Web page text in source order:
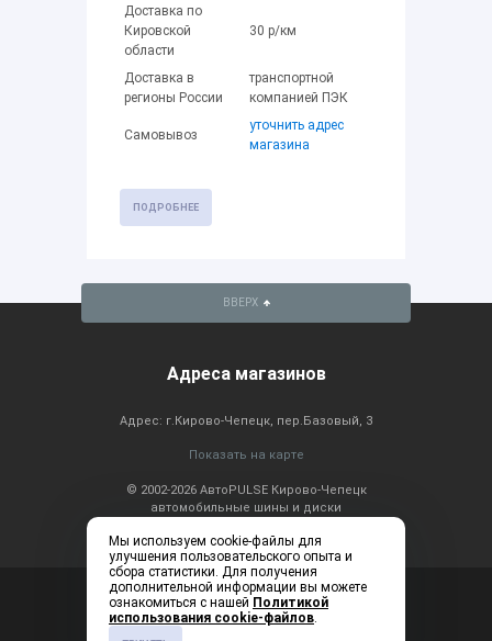
Доставка по
Кировской
области
30 р/км
Доставка в
регионы России
транспортной
компанией ПЭК
Самовывоз
уточнить адрес
магазина
ПОДРОБНЕЕ
ВВЕРХ
Адреса магазинов
Адрес: г.Кирово-Чепецк, пер.Базовый, 3
Показать на карте
© 2002-2026 АвтоPULSE Кирово-Чепецк
автомобильные шины и диски
Консультация по
телефону: ежедневно с
9:00 до 19:00
+7 (83361) 2-20-60
Мы используем cookie-файлы для
улучшения пользовательского опыта и
сбора статистики. Для получения
дополнительной информации вы можете
ознакомиться с нашей Политикой
использования cookie-файлов.